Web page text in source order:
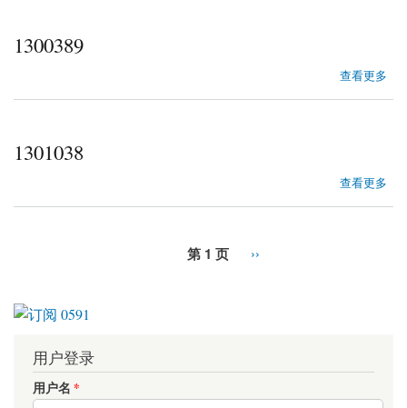
1300389
查看更多
1301038
查看更多
第 1 页 ››
用户登录
用户名 *